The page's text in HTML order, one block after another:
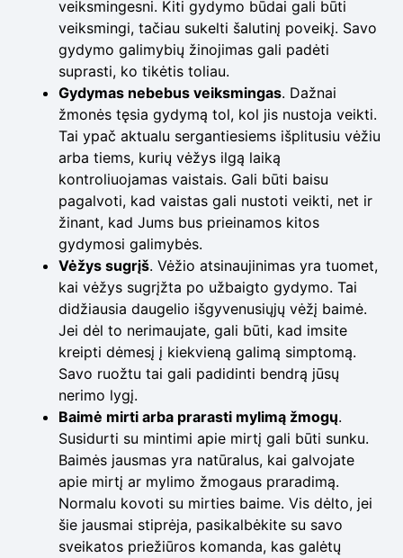
veiksmingesni. Kiti gydymo būdai gali būti
veiksmingi, tačiau sukelti šalutinį poveikį. Savo
gydymo galimybių žinojimas gali padėti
suprasti, ko tikėtis toliau.
Gydymas nebebus veiksmingas. Dažnai
žmonės tęsia gydymą tol, kol jis nustoja veikti.
Tai ypač aktualu sergantiesiems išplitusiu vėžiu
arba tiems, kurių vėžys ilgą laiką
kontroliuojamas vaistais. Gali būti baisu
pagalvoti, kad vaistas gali nustoti veikti, net ir
žinant, kad Jums bus prieinamos kitos
gydymosi galimybės.
Vėžys sugrįš. Vėžio atsinaujinimas yra tuomet,
kai vėžys sugrįžta po užbaigto gydymo. Tai
didžiausia daugelio išgyvenusiųjų vėžį baimė.
Jei dėl to nerimaujate, gali būti, kad imsite
kreipti dėmesį į kiekvieną galimą simptomą.
Savo ruožtu tai gali padidinti bendrą jūsų
nerimo lygį.
Baimė mirti arba prarasti mylimą žmogų.
Susidurti su mintimi apie mirtį gali būti sunku.
Baimės jausmas yra natūralus, kai galvojate
apie mirtį ar mylimo žmogaus praradimą.
Normalu kovoti su mirties baime. Vis dėlto, jei
šie jausmai stiprėja, pasikalbėkite su savo
sveikatos priežiūros komanda, kas galėtų